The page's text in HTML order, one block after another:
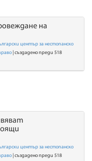
на
център за нестопанско
| създадено преди 518
център за нестопанско
| създадено преди 518